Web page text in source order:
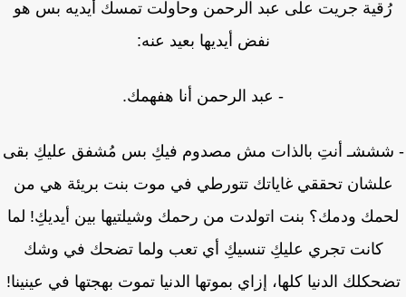
جريت على عبد الرحمن وحاولت تمسك أيديه بس هو
نفض أيديها بعيد عنه:
- عبد الرحمن أنا هفهمك.
أنتِ بالذات مش مصدوم فيكِ بس مُشفق عليكِ بقى
تحققي غاياتك تتورطي في موت بنت بريئة هي من
ودمك؟ بنت اتولدت من رحمك وشيلتيها بين أيديكِ! لما
كانت تجري عليكِ تنسيكِ أي تعب ولما تضحك في وشك
الدنيا كلها، إزاي بموتها الدنيا تموت بهجتها في عينينا!